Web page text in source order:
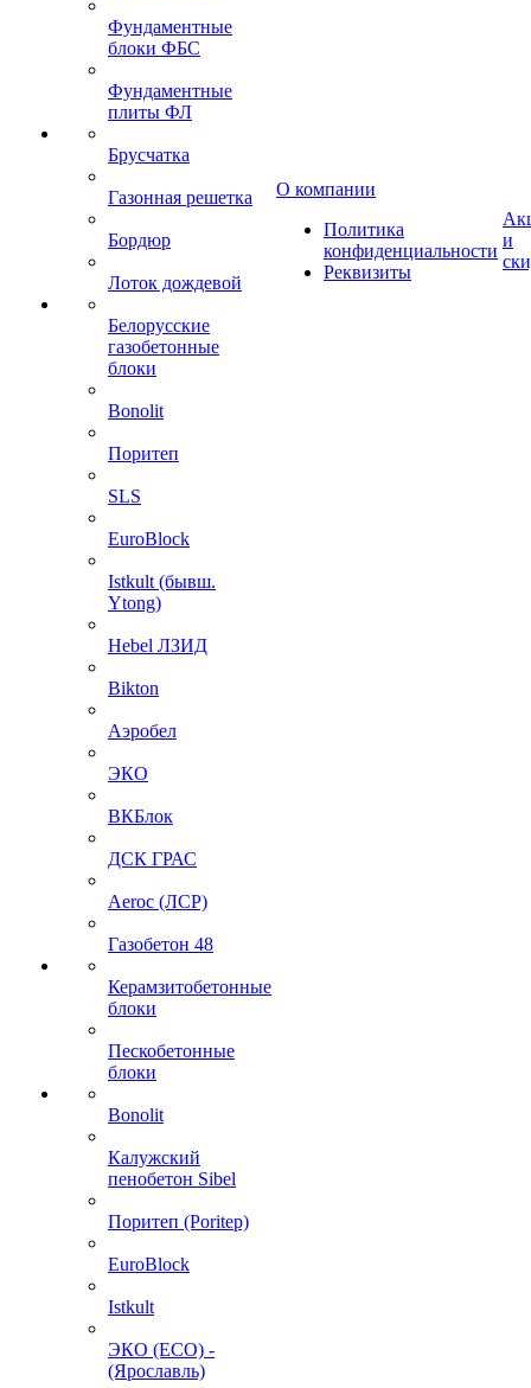
Фундаментные
блоки ФБС
Фундаментные
плиты ФЛ
Брусчатка
Газонная решетка
Бордюр
Лоток дождевой
Белорусские
газобетонные
блоки
Bonolit
Поритеп
SLS
EuroBlock
Istkult (бывш.
Ytong)
Hebel ЛЗИД
Bikton
Аэробел
ЭКО
ВКБлок
ДСК ГРАС
Aeroc (ЛСР)
Газобетон 48
Керамзитобетонные
блоки
Пескобетонные
блоки
Bonolit
Калужский
пенобетон Sibel
Поритеп (Poritep)
EuroBlock
Istkult
ЭКО (ECO) -
(Ярославль)
О компании
Политика
конфиденциальности
Реквизиты
и